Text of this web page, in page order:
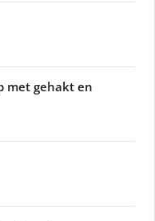
met gehakt en